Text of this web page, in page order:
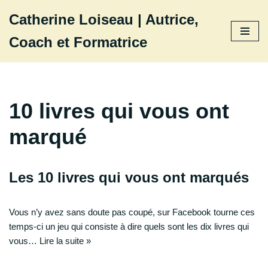
au
contenu
Catherine Loiseau | Autrice,
Coach et Formatrice
10 livres qui vous ont
marqué
Les 10 livres qui vous ont marqués
Vous n’y avez sans doute pas coupé, sur Facebook tourne ces
temps-ci un jeu qui consiste à dire quels sont les dix livres qui
vous… Lire la suite »